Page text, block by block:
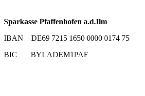
Sparkasse Pfaffenhofen a.d.Ilm
IBAN DE69 7215 1650 0000 0174 75
BIC BYLADEM1PAF